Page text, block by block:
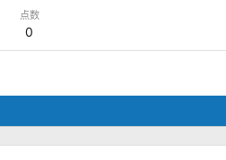
点数
0